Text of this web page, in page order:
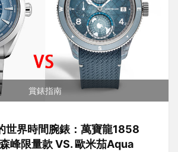
賞錶指南
世界時間腕錶：萬寶龍1858
峰限量款 VS. 歐米茄Aqua